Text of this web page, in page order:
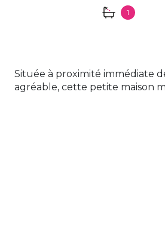
1
Située à proximité immédiate
agréable, cette petite maison
plein sud apportant une belle
À l'étage, vous trouverez
l'extérieur, un petit jardin